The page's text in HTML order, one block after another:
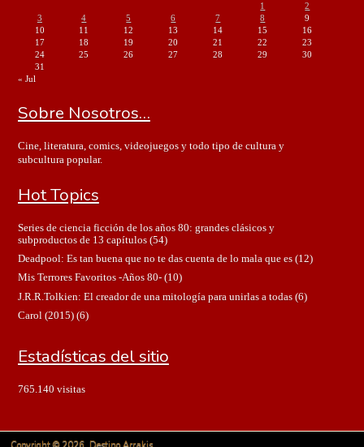
1
2
3
4 5 6 7 8
9
10
11 12 13 14 15
16
17
18 19 20 21 22
23
24
25 26 27 28 29
30
31
« Jul
Sobre Nosotros…
Cine, literatura, comics, videojuegos y todo tipo de cultura y
subcultura popular.
Hot Topics
Series de ciencia ficción de los años 80: grandes clásicos y
subproductos de 13 capítulos(54)
Deadpool: Es tan buena que no te das cuenta de lo mala que es(12)
Mis Terrores Favoritos -Años 80-(10)
J.R.R.Tolkien: El creador de una mitología para unirlas a todas(6)
Carol (2015)(6)
Estadísticas del sitio
765.140 visitas